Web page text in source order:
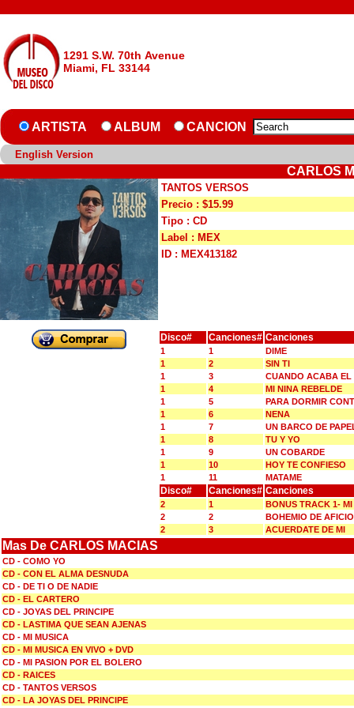
1291 S.W. 70th Avenue
Miami, FL 33144
ARTISTA ALBUM CANCION
English Version
CARLOS
TANTOS VERSOS
Precio : $15.99
Tipo : CD
Label : MEX
ID : MEX413182
Disco# Canciones# Canciones
1 1
DIME
1
2
SIN TI
1
3
CUANDO ACABA EL
1
4
MI NINA REBELDE
1
5
PARA DORMIR
1
6
NENA
1
7
UN BARCO DE
1
8
TU Y YO
1
9
UN COBARDE
1
10
HOY TE CONFIESO
1
11 MATAME
Disco# Canciones# Canciones
2 1
BONUS TRACK 1-
2
2
BOHEMIO DE
2
3 ACUERDATE DE MI
Mas De CARLOS MACIAS
CD - COMO YO
CD - CON EL ALMA DESNUDA
CD - DE TI O DE NADIE
CD - EL CARTERO
CD - JOYAS DEL PRINCIPE
CD - LASTIMA QUE SEAN AJENAS
CD - MI MUSICA
CD - MI MUSICA EN VIVO + DVD
CD - MI PASION POR EL BOLERO
CD - RAICES
CD - TANTOS VERSOS
CD - LA JOYAS DEL PRINCIPE